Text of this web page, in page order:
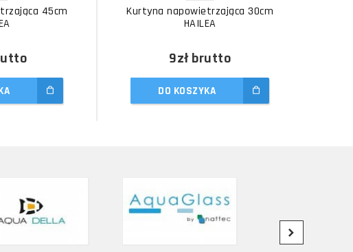
45cm
Kurtyna napowietrzająca 30cm
HAILEA
9złbrutto
DO KOSZYKA